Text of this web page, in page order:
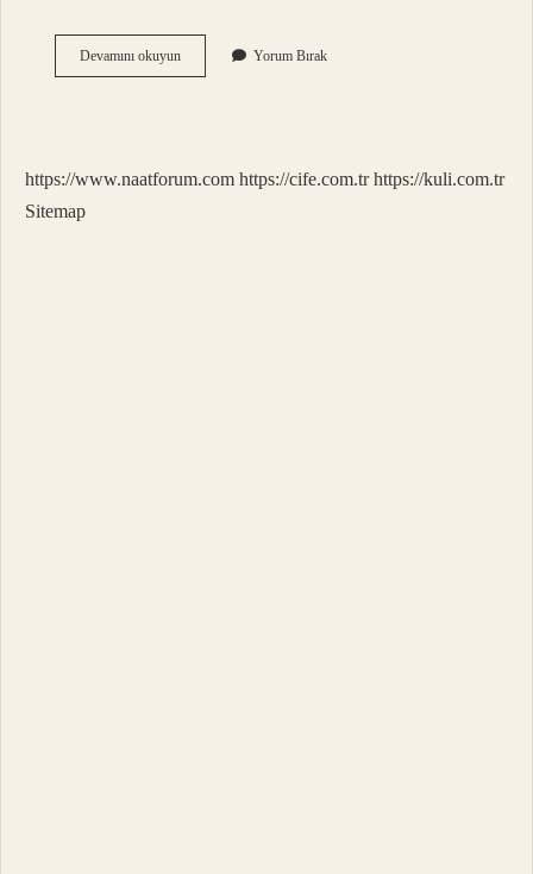
Devamını okuyunAyçiçek
Yağı
Yorum Bırak
https://www.naatforum.com https://cife.com.tr https://kuli.com.tr
Sitemap